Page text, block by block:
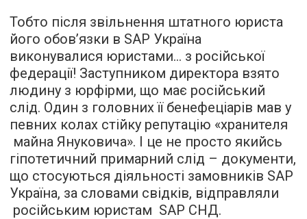
Тобто після звільнення штатного юриста
його обов’язки в SAP Україна
виконувалися юристами… з російської
федерації! Заступником директора взято
людину з юрфірми, що має російський
слід. Один з головних її бенефеціарів мав у
певних колах стійку репутацію «хранителя
майна Януковича». І це не просто якийсь
гіпотетичний примарний слід – документи,
що стосуються діяльності замовників SAP
Україна, за словами свідків, відправляли
російським юристам SAP СНД.